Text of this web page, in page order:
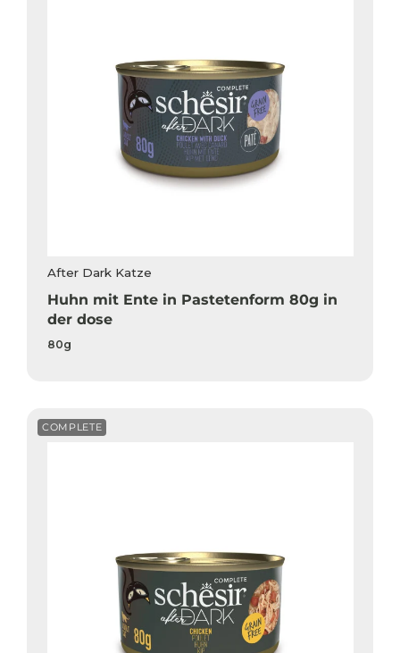
After Dark Katze
Huhn mit Ente in Pastetenform 80g in
der dose
80g
COMPLETE